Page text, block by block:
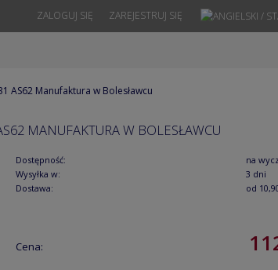
ZAREJESTRUJ SIĘ
ZALOGUJ SIĘ
AS62 Manufaktura w Bolesławcu
MANUFAKTURA W BOLESŁAWCU
Dostępność:
na
Wysyłka w:
3 dni
Dostawa:
od
Cena: